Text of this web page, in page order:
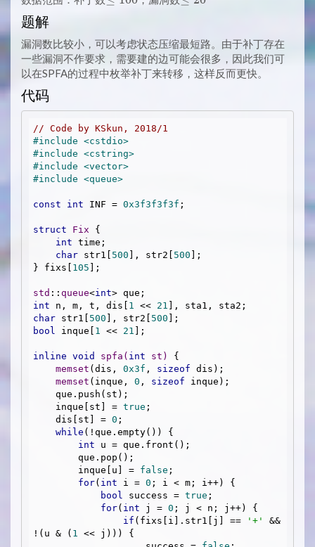
题解
漏洞数比较小，可以考虑状态压缩最短路。由于补丁存在
一些漏洞不作要求，需要建的边可能会很多，因此我们可
以在SPFA的过程中枚举补丁来转移，这样反而更快。
代码
// Code by KSkun, 2018/1
#include <cstdio>
#include <cstring>
#include <vector>
#include <queue>
const int INF = 0x3f3f3f3f ;
struct Fix {
int time;
char str1[ 500 ], str2[ 500 ];
} fixs[ 105 ];
std :: queue<int
int n, m, t, dis[ 1 << 21
char str1[ 500 ], str2[ 500
bool inque[ 1 << 21 ];
inline void spfa ( int st)
{
memset (dis, 0x3f , sizeof dis);
memset (inque, 0 , sizeof inque);
    inque[st] =
true ;
    dis[st] =
0 ;
while (!que.empty()) {
int u = que.front();
        inque[u] =
false ;
for( int i = 0 ; i < m; i++) {
bool success = true ;
for( int j = 0 ; j < n; j++) {
if (fixs[i].str1[j] == '+'
&&
!(u & ( 1 << j))) {